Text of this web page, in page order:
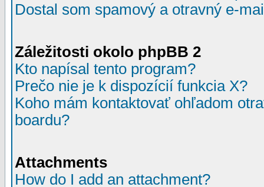
Dostal som spamový a otravný e-
Záležitosti okolo phpBB 2
Kto napísal tento program?
Prečo nie je k dispozícií funkcia X?
Koho mám kontaktovať ohľadom
boardu?
Attachments
How do I add an attachment?